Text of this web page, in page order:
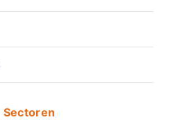
Sectoren